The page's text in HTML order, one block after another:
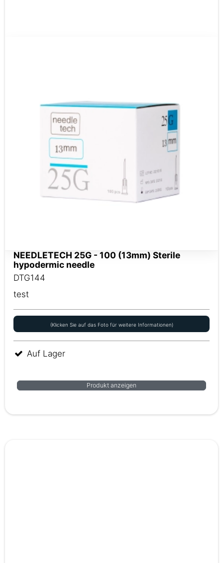
NEEDLETECH 25G - 100 (13mm) Sterile
hypodermic needle
DTG144
test
(Klicken Sie auf das Foto für weitere Informationen)
Auf Lager
Produkt anzeigen